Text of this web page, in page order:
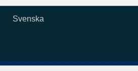
Svenska